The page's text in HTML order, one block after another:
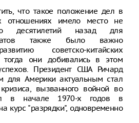
что такое положение дел в
отношениях имело место не
десятилетий назад для
также было важно
советско-китайских
тогда они добивались в этом
Президент США Ричард
для Америки актуальным стал
вызванного войной во
в начале 1970-х годов в
курс "разрядки", одновременно